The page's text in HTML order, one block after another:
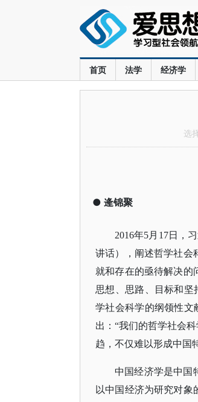
首页 法学 经济学
选
● 逄锦聚
2016年5月17日，
讲话），阐述哲学社会
就和存在的亟待解决的
思想、思路、目标和坚
学社会科学的纲领性文
出：“我们的哲学社会
趋，不仅难以形成中国
中国经济学是中国
以中国经济为研究对